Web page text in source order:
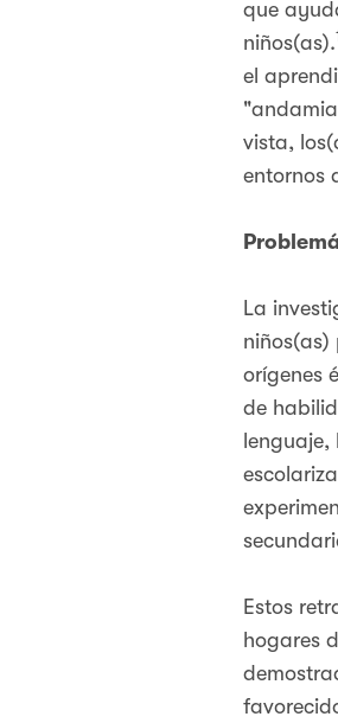
que
niños(as).
el
vista,
entornos
La
niños(as)
orígenes
de
Estos
hogares